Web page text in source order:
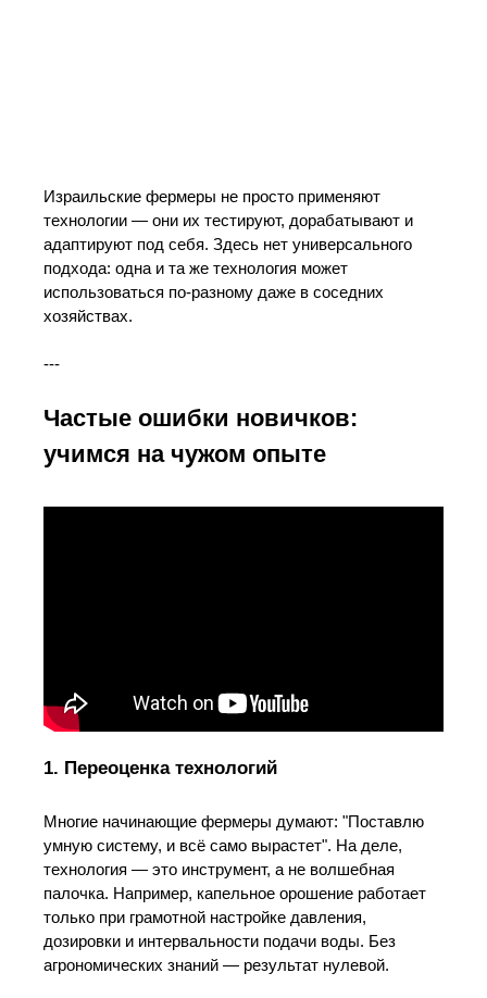
Израильские фермеры не просто применяют
технологии — они их тестируют, дорабатывают и
адаптируют под себя. Здесь нет универсального
подхода: одна и та же технология может
использоваться по-разному даже в соседних
хозяйствах.
---
Частые ошибки новичков:
учимся на чужом опыте
1. Переоценка технологий
Многие начинающие фермеры думают: "Поставлю
умную систему, и всё само вырастет". На деле,
технология — это инструмент, а не волшебная
палочка. Например, капельное орошение работает
только при грамотной настройке давления,
дозировки и интервальности подачи воды. Без
агрономических знаний — результат нулевой.